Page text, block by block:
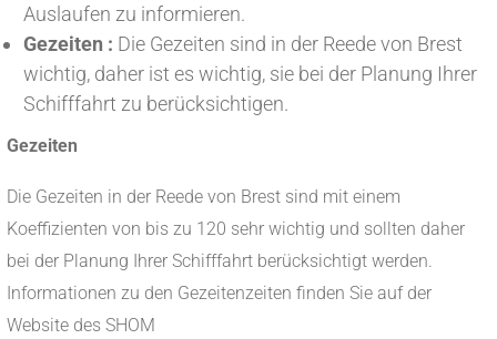
Auslaufen zu informieren.
Gezeiten : Die Gezeiten sind in der Reede von Brest
wichtig, daher ist es wichtig, sie bei der Planung Ihrer
Schifffahrt zu berücksichtigen.
Gezeiten
Die Gezeiten in der Reede von Brest sind mit einem
Koeffizienten von bis zu 120 sehr wichtig und sollten daher
bei der Planung Ihrer Schifffahrt berücksichtigt werden.
Informationen zu den Gezeitenzeiten finden Sie auf der
Website des SHOM